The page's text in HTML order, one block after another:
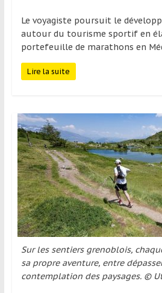
région
Le voyagiste poursuit le
autour du tourisme sportif en
portefeuille de marathons en
Lire la suite
Sur les sentiers grenoblois,
sa propre aventure, entre
contemplation des paysages. ©